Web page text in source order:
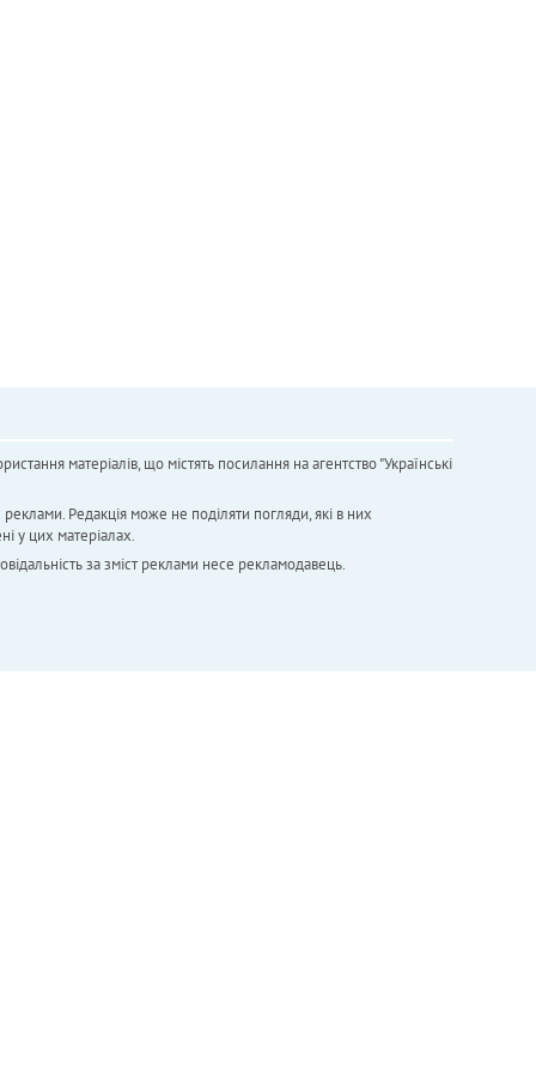
матеріалів, що містять посилання на агентство "Українськi
Редакція може не поділяти погляди, які в них
у цих матеріалах.
за зміст реклами несе рекламодавець.